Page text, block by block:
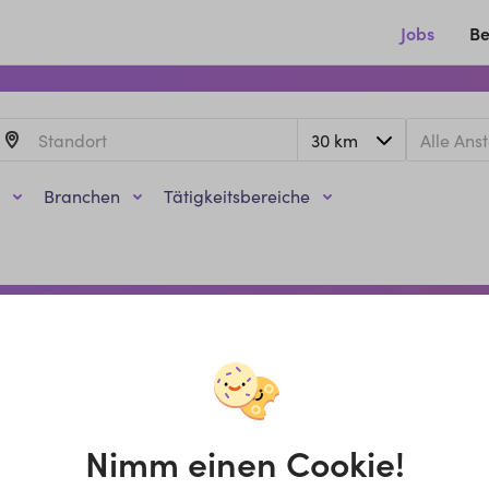
Jobs
Branchen Tätigkeitsbereiche
Nimm einen Cookie!